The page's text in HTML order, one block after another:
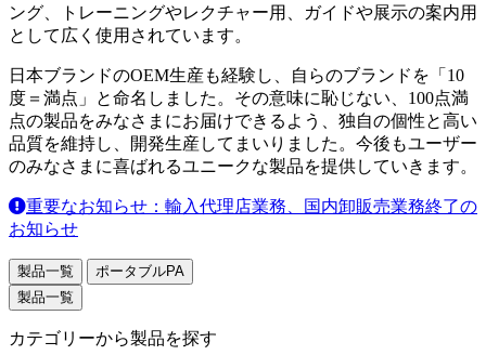
ング、トレーニングやレクチャー用、ガイドや展示の案内用
として広く使用されています。
日本ブランドのOEM生産も経験し、自らのブランドを「10
度＝満点」と命名しました。その意味に恥じない、100点満
点の製品をみなさまにお届けできるよう、独自の個性と高い
品質を維持し、開発生産してまいりました。今後もユーザー
のみなさまに喜ばれるユニークな製品を提供していきます。
重要なお知らせ：輸入代理店業務、国内卸販売業務終了の
お知らせ
製品一覧
ポータブルPA
製品一覧
カテゴリーから製品を探す